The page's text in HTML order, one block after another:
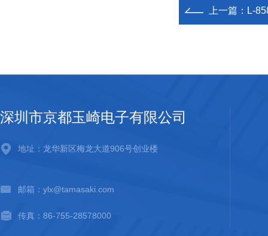
上一篇： L-
深圳市京都玉崎电子有限公司
地址：龙华新区梅龙大道906号创业楼
邮箱：ylx@tamasaki.com
传真：86-755-28578000